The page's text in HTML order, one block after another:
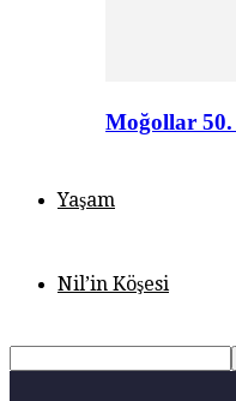
Moğollar 50.
Yaşam
Nil’in Köşesi